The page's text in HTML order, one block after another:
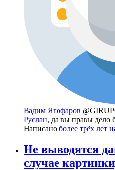
Вадим Ягофаров
Руслан, да вы правы дело
Написано более трёх лет
Не выводятся
случае